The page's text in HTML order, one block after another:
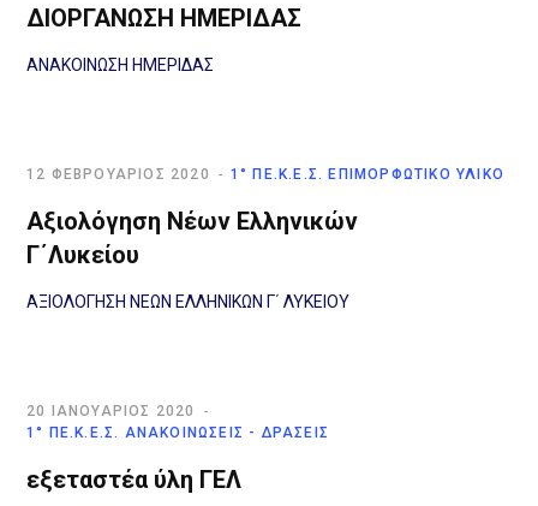
ΔΙΟΡΓΑΝΩΣΗ ΗΜΕΡΙΔΑΣ
ΑΝΑΚΟΙΝΩΣΗ ΗΜΕΡΙΔΑΣ
1° ΠΕ.Κ.Ε.Σ. ΕΠΙΜΟΡΦΩΤΙΚΌ ΥΛΙΚΌ
12 ΦΕΒΡΟΥΆΡΙΟΣ 2020
Αξιολόγηση Νέων Ελληνικών
Γ΄Λυκείου
ΑΞΙΟΛΟΓΗΣΗ ΝΕΩΝ ΕΛΛΗΝΙΚΩΝ Γ΄ ΛΥΚΕΙΟΥ
1° ΠΕ.Κ.Ε.Σ. ΑΝΑΚΟΙΝΏΣΕΙΣ - ΔΡΆΣΕΙΣ
20 ΙΑΝΟΥΆΡΙΟΣ 2020
εξεταστέα ύλη ΓΕΛ